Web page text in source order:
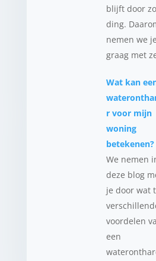
blijft door
ding.
nemen we je
graag met
Wat kan
r voor mijn
woning
betekenen?
We nemen
deze blog
je door wat
voordelen
een